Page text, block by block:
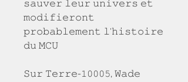
𝚜𝚊𝚞𝚟𝚎𝚛 𝚕𝚎𝚞𝚛 𝚞𝚗𝚒𝚟𝚎𝚛𝚜 𝚎𝚝
𝚖𝚘𝚍𝚒𝚏𝚒𝚎𝚛𝚘𝚗𝚝
𝚙𝚛𝚘𝚋𝚊𝚋𝚕𝚎𝚖𝚎𝚗𝚝 𝚕'𝚑𝚒𝚜𝚝𝚘𝚒𝚛𝚎
𝚍𝚞 𝙼𝙲𝚄
𝚂𝚞𝚛 𝚃𝚎𝚛𝚛𝚎-𝟷𝟶𝟶𝟶𝟻, 𝚆𝚊𝚍𝚎